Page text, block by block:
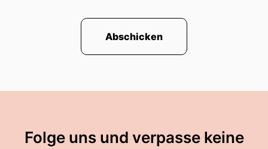
Abschicken
Folge uns und verpasse keine